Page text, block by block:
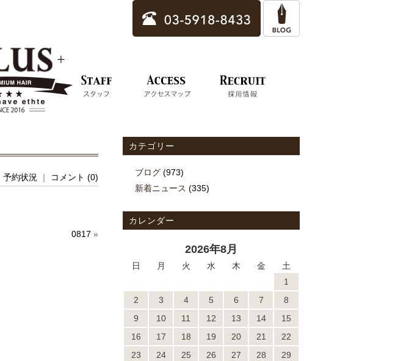
予約状況 ｜ コメント (0)
0817 »
カテゴリー
ブログ (973)
新着ニュース (335)
カレンダー
2026年8月
日 月 火 水 木 金
土
1
2
3 4 5 6 7
8
9
10 11 12 13 14
15
16
17 18 19 20 21
22
23
24 25 26 27 28
29